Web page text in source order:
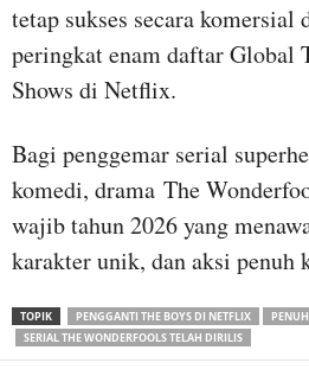
tetap sukses secara komersial
peringkat enam daftar Global
Shows di Netflix.
Bagi penggemar serial
komedi, drama The
wajib tahun 2026 yang
karakter unik, dan aksi penuh
TOPIK PENGGANTI THE BOYS DI NETFLIX
SERIAL THE WONDERFOOLS TELAH DIRILIS